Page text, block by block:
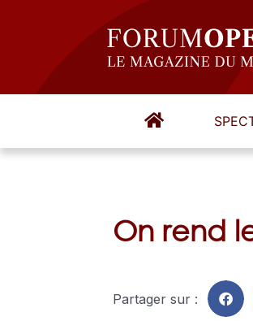
On rend
Partager sur :